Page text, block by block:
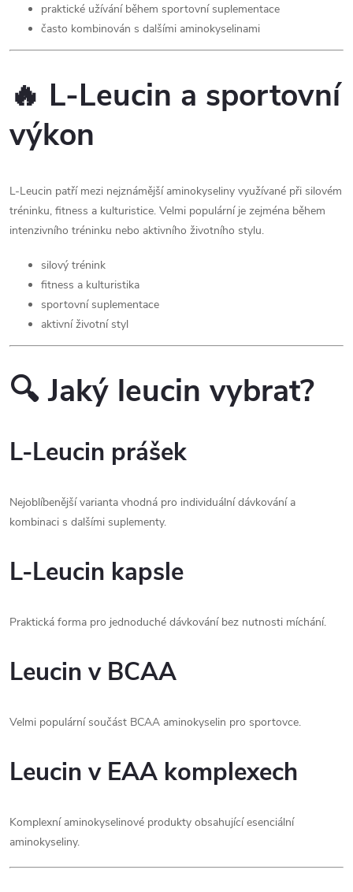
praktické užívání během sportovní suplementace
často kombinován s dalšími aminokyselinami
🔥 L-Leucin a sportovní
výkon
L-Leucin patří mezi nejznámější aminokyseliny využívané při silovém
tréninku, fitness a kulturistice. Velmi populární je zejména během
intenzivního tréninku nebo aktivního životního stylu.
silový trénink
fitness a kulturistika
sportovní suplementace
aktivní životní styl
🔍 Jaký leucin vybrat?
L-Leucin prášek
Nejoblíbenější varianta vhodná pro individuální dávkování a
kombinaci s dalšími suplementy.
L-Leucin kapsle
Praktická forma pro jednoduché dávkování bez nutnosti míchání.
Leucin v BCAA
Velmi populární součást BCAA aminokyselin pro sportovce.
Leucin v EAA komplexech
Komplexní aminokyselinové produkty obsahující esenciální
aminokyseliny.